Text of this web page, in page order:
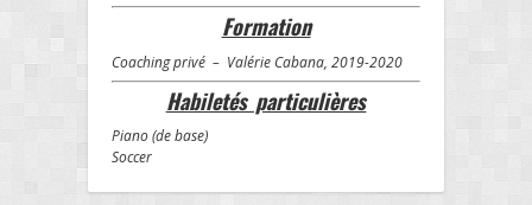
Formation
Coaching privé – Valérie Cabana, 2019-2020
Habiletés particulières
Piano (de base)
Soccer